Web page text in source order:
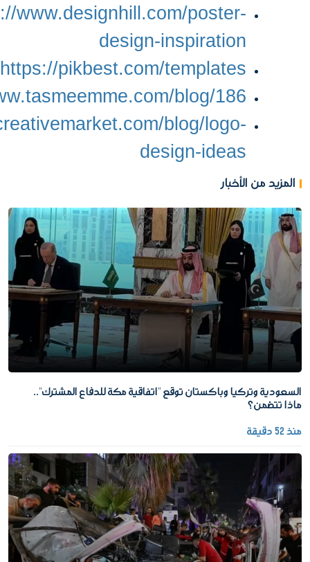
www.designhill.com/poster-
design-inspiration
https://pikbest.com/templates
blog/186
blog/logo-
design-ideas
المزيد من الأخبار
السعودية وتركيا وباكستان توقع "اتفاقية مكة للدفاع المشترك"..
ماذا تتضمن؟
منذ 52 دقيقة